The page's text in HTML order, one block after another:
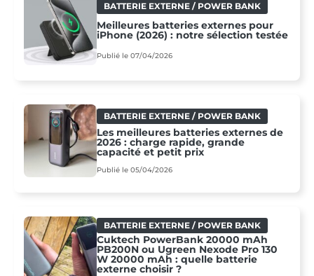
BATTERIE EXTERNE / POWER BANK
Meilleures batteries externes pour
iPhone (2026) : notre sélection testée
Publié le 07/04/2026
BATTERIE EXTERNE / POWER BANK
Les meilleures batteries externes de
2026 : charge rapide, grande
capacité et petit prix
Publié le 05/04/2026
BATTERIE EXTERNE / POWER BANK
Cuktech PowerBank 20000 mAh
PB200N ou Ugreen Nexode Pro 130
W 20000 mAh : quelle batterie
externe choisir ?